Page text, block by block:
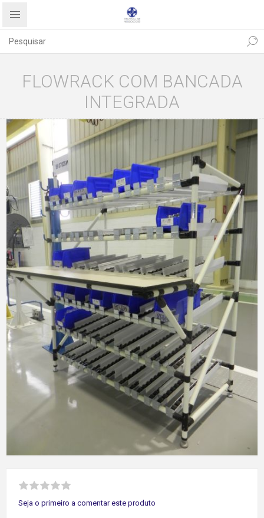
FLOWRACK COM BANCADA
INTEGRADA
Seja o primeiro a comentar este produto